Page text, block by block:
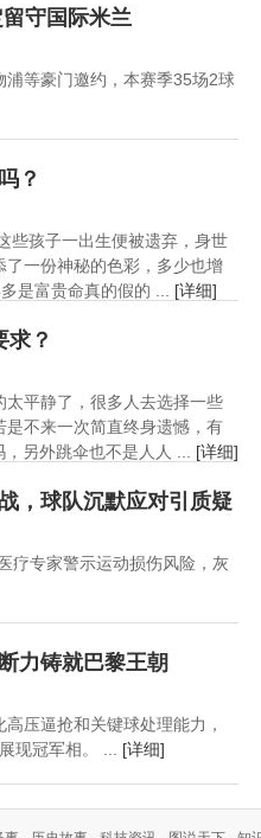
来了
守国际米兰
等豪门邀约，本赛季35场2球
？
些孩子一出生便被遗弃，身世
一份神秘的色彩，多少也增
是富贵命真的假的 ... [详细]
求？
太平静了，很多人去选择一些
不来一次简直终身遗憾，有
另外跳伞也不是人人 ... [详细]
，球队沉默应对引质疑
疗专家警示运动损伤风险，灰
力铸就巴黎王朝
压逼抢和关键球处理能力，
现冠军相。 ... [详细]